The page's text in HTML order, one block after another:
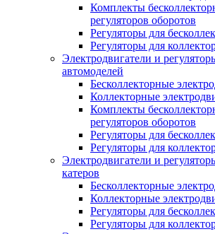
Комплекты
регуляторов оборотов
Регуляторы для
Регуляторы для
Электродвигатели и
автомоделей
Бесколлекторные
Коллекторные
Комплекты
регуляторов оборотов
Регуляторы для
Регуляторы для
Электродвигатели и
катеров
Бесколлекторные
Коллекторные
Регуляторы для
Регуляторы для